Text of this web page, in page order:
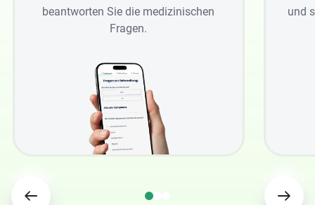
beantworten Sie die medizinischen
Fragen.
und